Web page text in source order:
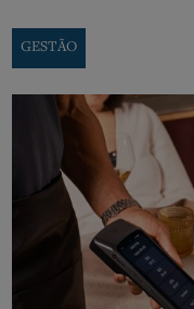
GESTÃO